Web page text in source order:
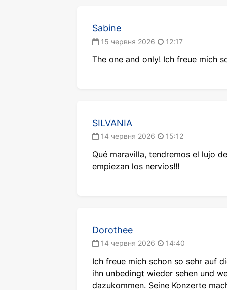
Sabine
15 червня 2026 12:17
The one and only! Ich freue mich
SILVANIA
14 червня 2026 15:12
Qué maravilla, tendremos el lujo
empiezan los nervios!!!
Dorothee
14 червня 2026 14:40
Ich freue mich schon so sehr auf
ihn unbedingt wieder sehen und
dazukommen. Seine Konzerte